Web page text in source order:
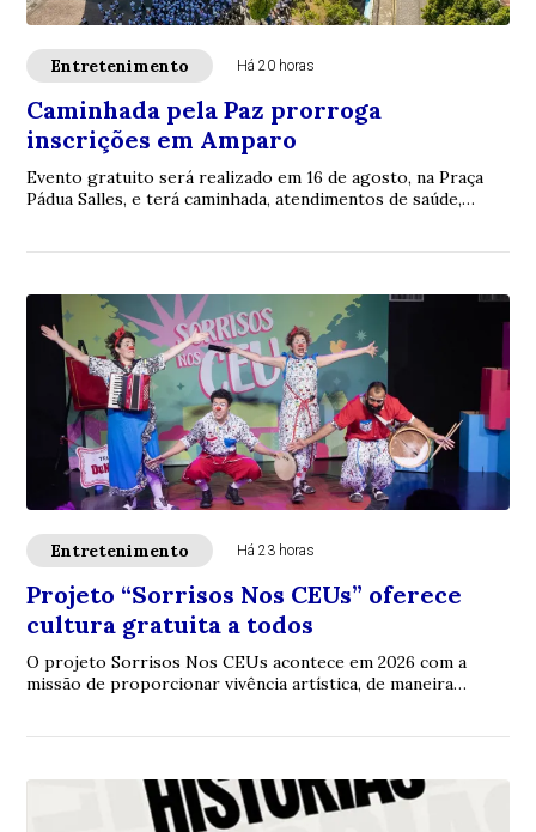
Entretenimento Há 20 horas
Caminhada pela Paz prorroga
inscrições em Amparo
Evento gratuito será realizado em 16 de agosto, na Praça
Pádua Salles, e terá caminhada, atendimentos de saúde,
Entretenimento Há 23 horas
Projeto “Sorrisos Nos CEUs” oferece
cultura gratuita a todos
O projeto Sorrisos Nos CEUs acontece em 2026 com a
missão de proporcionar vivência artística, de maneira